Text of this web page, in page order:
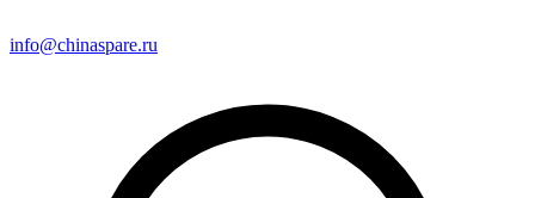
info@chinaspare.ru